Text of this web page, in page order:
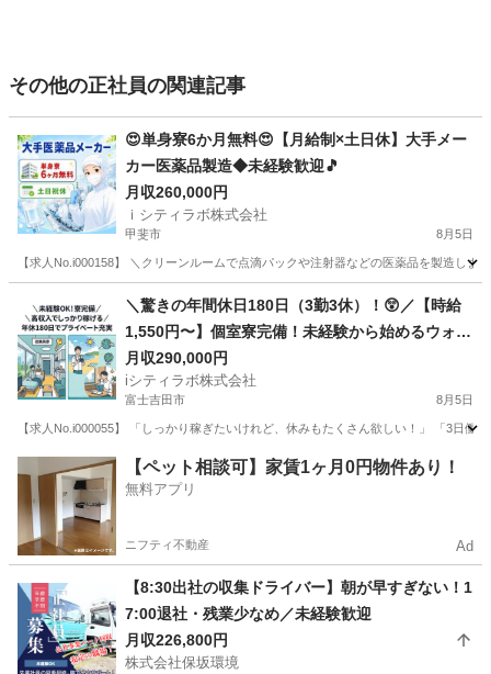
その他の正社員の関連記事
😍単身寮6か月無料😍【月給制×土日休】大手メー
カー医薬品製造◆未経験歓迎🎵
月収260,000円
ｉシティラボ株式会社
甲斐市 8月5日
【求人No.i000158】 ＼クリーンルームで点滴パックや注射器などの医薬品を製造し
その他 未経験
＼驚きの年間休日180日（3勤3休）！😲／【時給
1,550円〜】個室寮完備！未経験から始めるウォー
ターサーバー用お水の製造・検査🚰
月収290,000円
iシティラボ株式会社
富士吉田市 8月5日
【求人No.i000055】 「しっかり稼ぎたいけれど、休みもたくさん欲しい！」 「3日
富士吉田市 その他 未経験
【ペット相談可】家賃1ヶ月0円物件あり！
無料アプリ
ニフティ不動産 Ad
【8:30出社の収集ドライバー】朝が早すぎない！1
7:00退社・残業少なめ／未経験歓迎
月収226,800円
株式会社保坂環境